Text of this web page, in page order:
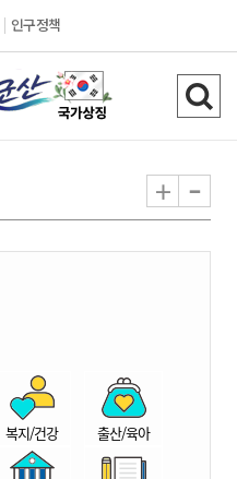
인구정책
검
색
기
+ -
복지/건강 출산/육아